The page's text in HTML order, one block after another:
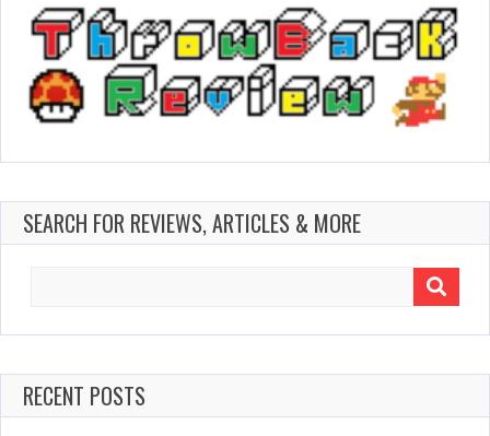
SEARCH FOR REVIEWS, ARTICLES & MORE
RECENT POSTS